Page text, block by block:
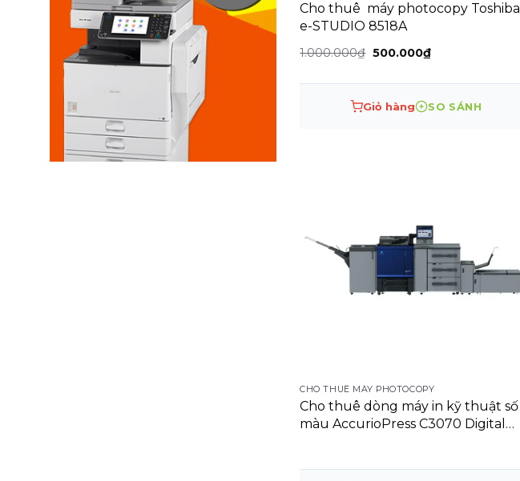
Cho thuê máy photocopy Toshiba
e-STUDIO 8518A
1.000.000₫ Giá
1.000.000₫.
500.000₫Giá
là:
Giỏ hàng SO SÁNH
CHO THUÊ MÁY PHOTOCOPY
Cho thuê dòng máy in kỹ thuật số
màu AccurioPress C3070 Digital